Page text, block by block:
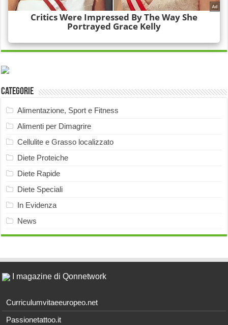
Categorie
Alimentazione, Sport e Fitness
Alimenti per Dimagrire
Cellulite e Grasso localizzato
Diete Proteiche
Diete Rapide
Diete Speciali
In Evidenza
News
I magazine di Qonnetwork
Curriculumvitaeeuropeo.net
Passionetattoo.it